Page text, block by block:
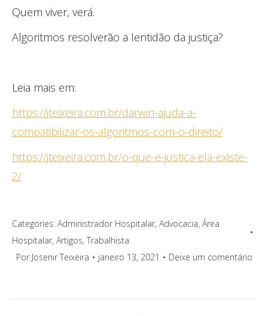
Quem viver, verá.
Algoritmos resolverão a lentidão da justiça?
Leia mais em:
https://jteixeira.com.br/darwin-ajuda-a-
compatibilizar-os-algoritmos-com-o-direito/
https://jteixeira.com.br/o-que-e-justica-ela-existe-
2/
Categories: Administrador Hospitalar, Advocacia, Área
Hospitalar, Artigos, Trabalhista
Por Josenir Teixeira janeiro 13, 2021 Deixe um comentário